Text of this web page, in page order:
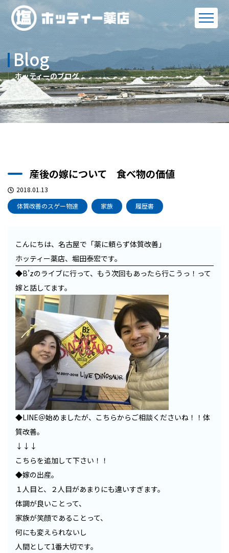
Blog
ホッティーのブログ
産後の嫁について 食べ物の価値
2018.01.13
体質改善のスゲー物達
家族 履歴書
こんにちは、名古屋で「薬に頼らず体質改善」
ホッティー薬店、堀田泰宏です。
◆B’zのライブに行って、もう次回もあったら行こうっ！って
嫁と話してます。
◆LINE＠始めましたが、こちらからご相談くださいね！！体
質改善。
↓↓↓
こちらを追加して下さい！！
◆嫁の出産。
１人目と、２人目があまりにも違いすぎます。
体調が良いことって、
家族が笑顔であることって、
何にも変えられないし
人間として1番大切です。